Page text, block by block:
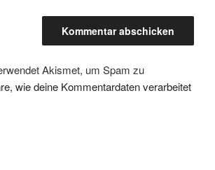
Akismet, um Spam zu
wie deine Kommentardaten verarbeitet